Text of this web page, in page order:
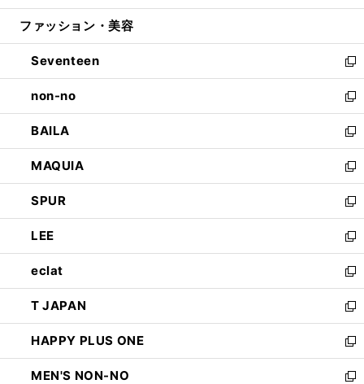
開
ウ
開
く
ン
ウ
で
開
く
ウ
ン
ド
ウ
で
開
く
ファッション・美容
Seventeen
新
し
い
ウ
ィ
ン
ド
ウ
で
開
く
non-no
新
し
い
ウ
ィ
ン
ド
ウ
で
開
く
BAILA
新
し
い
ウ
ィ
ン
ド
ウ
で
開
く
MAQUIA
新
し
い
ウ
ィ
ン
ド
ウ
で
開
く
SPUR
新
し
い
ウ
ィ
ン
ド
ウ
で
開
く
LEE
新
し
い
ウ
ィ
ン
ド
ウ
で
eclat
新
し
い
ウ
ィ
ン
ド
T JAPAN
新
し
い
ウ
ィ
HAPPY PLUS ONE
新
し
い
MEN'S NON-NO
新